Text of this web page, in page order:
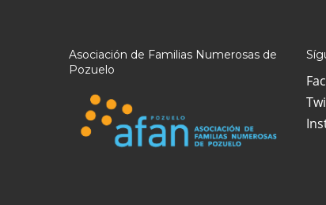
Asociación de Familias Numerosas de
Pozuelo